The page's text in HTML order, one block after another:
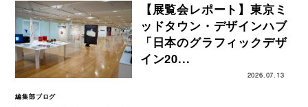
【展覧会レポート】東京ミ
ッドタウン・デザインハブ
「日本のグラフィックデザ
イン20...
2026.07.13
編集部ブログ